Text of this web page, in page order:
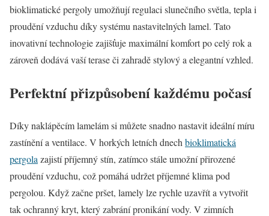
bioklimatické pergoly umožňují regulaci slunečního světla, tepla i
proudění vzduchu díky systému nastavitelných lamel. Tato
inovativní technologie zajišťuje maximální komfort po celý rok a
zároveň dodává vaší terase či zahradě stylový a elegantní vzhled.
Perfektní přizpůsobení každému počasí
Díky naklápěcím lamelám si můžete snadno nastavit ideální míru
zastínění a ventilace. V horkých letních dnech bioklimatická
pergola zajistí příjemný stín, zatímco stále umožní přirozené
proudění vzduchu, což pomáhá udržet příjemné klima pod
pergolou. Když začne pršet, lamely lze rychle uzavřít a vytvořit
tak ochranný kryt, který zabrání pronikání vody. V zimních